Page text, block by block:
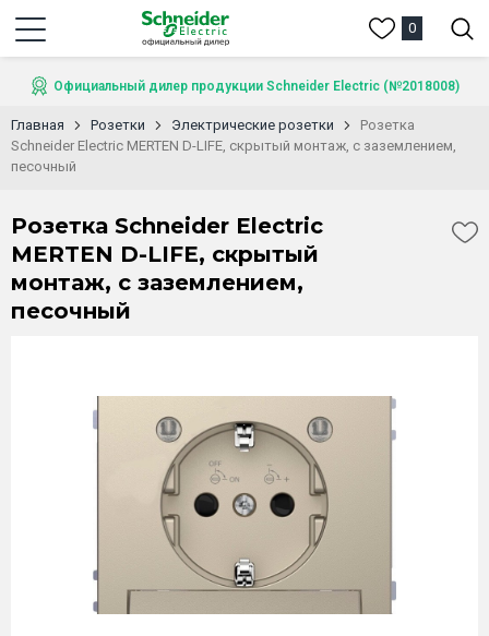
0
Официальный дилер продукции Schneider Electric (№2018008)
Главная Розетки Электрические розетки
Розетка
Schneider Electric MERTEN D-LIFE, скрытый монтаж, с заземлением,
песочный
Розетка Schneider Electric
MERTEN D-LIFE, скрытый
монтаж, с заземлением,
песочный